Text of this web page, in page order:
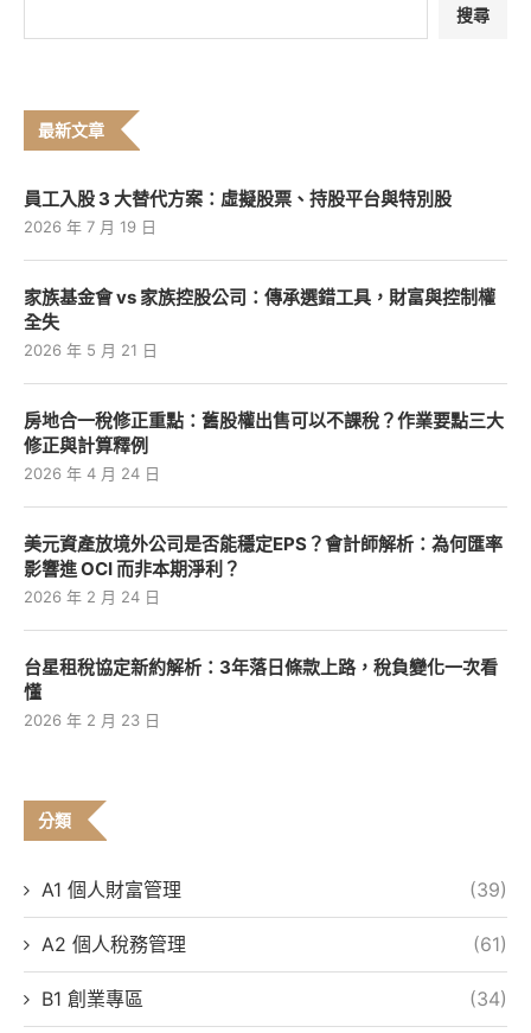
搜尋
最新文章
員工入股 3 大替代方案：虛擬股票、持股平台與特別股
2026 年 7 月 19 日
家族基金會 vs 家族控股公司：傳承選錯工具，財富與控制權
全失
2026 年 5 月 21 日
房地合一稅修正重點：舊股權出售可以不課稅？作業要點三大
修正與計算釋例
2026 年 4 月 24 日
美元資產放境外公司是否能穩定EPS？會計師解析：為何匯率
影響進 OCI 而非本期淨利？
2026 年 2 月 24 日
台星租稅協定新約解析：3年落日條款上路，稅負變化一次看
懂
2026 年 2 月 23 日
分類
A1 個人財富管理 (39)
A2 個人稅務管理 (61)
B1 創業專區 (34)